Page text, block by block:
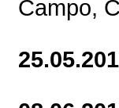
Campo,